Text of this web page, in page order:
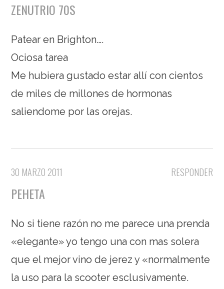
ZENUTRIO 70S
Patear en Brighton….
Ociosa tarea
Me hubiera gustado estar allí con cientos
de miles de millones de hormonas
saliendome por las orejas.
RESPONDER
30 MARZO 2011
PEHETA
No si tiene razón no me parece una prenda
«elegante» yo tengo una con mas solera
que el mejor vino de jerez y «normalmente
la uso para la scooter esclusivamente.